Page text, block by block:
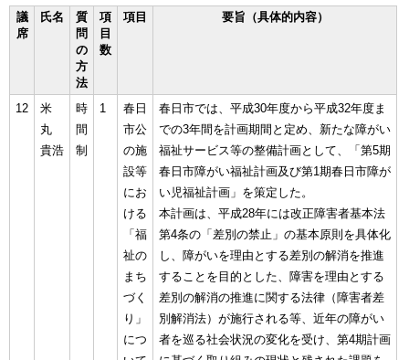
議
席
氏名
質
問
の
方
法
項
目
数
項目 要旨（具体的内容）
12
米
丸
貴浩
時
間
制
1
春日
市公
の施
設等
にお
ける
「福
祉の
まち
づく
り」
につ
春日市では、平成30年度から平成32年度ま
での3年間を計画期間と定め、新たな障がい
福祉サービス等の整備計画として、「第5期
春日市障がい福祉計画及び第1期春日市障が
い児福祉計画」を策定した。
本計画は、平成28年には改正障害者基本法
第4条の「差別の禁止」の基本原則を具体化
し、障がいを理由とする差別の解消を推進
することを目的とした、障害を理由とする
差別の解消の推進に関する法律（障害者差
別解消法）が施行される等、近年の障がい
者を巡る社会状況の変化を受け、第4期計画